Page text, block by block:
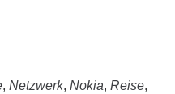
, Netzwerk, Nokia, Reise,